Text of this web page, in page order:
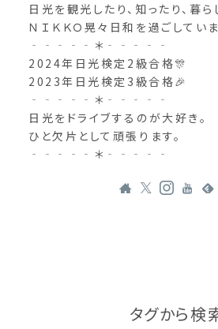
日光を観光したり、知ったり、暮ら
ＮＩＫＫＯ晃々日和を過ごしていま
‐‐‐‐‐＊‐‐‐‐‐
2024年日光検定2級合格🎊
2023年日光検定3級合格🎉
‐‐‐‐‐＊‐‐‐‐‐
日光をドライブするのが大好き。
ひと欠片として頑張ります。
‐‐‐‐‐＊‐‐‐‐‐
タグから検